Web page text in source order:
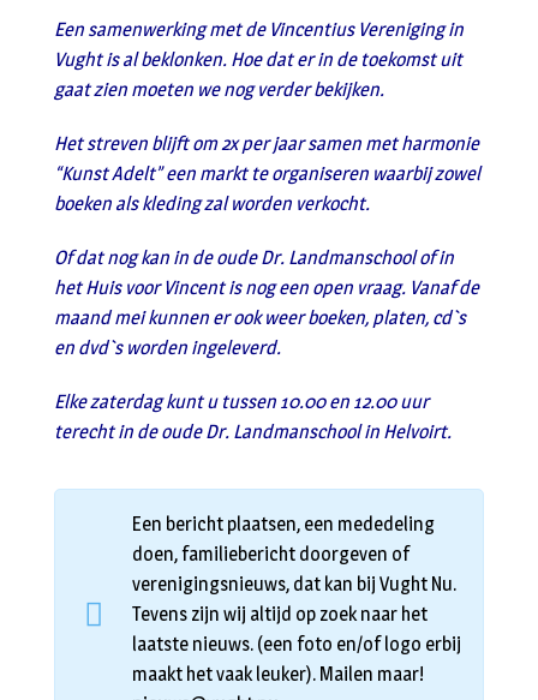
Een samenwerking met de Vincentius Vereniging in
Vught is al beklonken. Hoe dat er in de toekomst uit
gaat zien moeten we nog verder bekijken.
Het streven blijft om 2x per jaar samen met harmonie
“Kunst Adelt” een markt te organiseren waarbij zowel
boeken als kleding zal worden verkocht.
Of dat nog kan in de oude Dr. Landmanschool of in
het Huis voor Vincent is nog een open vraag. Vanaf de
maand mei kunnen er ook weer boeken, platen, cd`s
en dvd`s worden ingeleverd.
Elke zaterdag kunt u tussen 10.00 en 12.00 uur
terecht in de oude Dr. Landmanschool in Helvoirt.
Een bericht plaatsen, een mededeling
doen, familiebericht doorgeven of
verenigingsnieuws, dat kan bij Vught Nu.
Tevens zijn wij altijd op zoek naar het
laatste nieuws. (een foto en/of logo erbij
maakt het vaak leuker). Mailen maar!